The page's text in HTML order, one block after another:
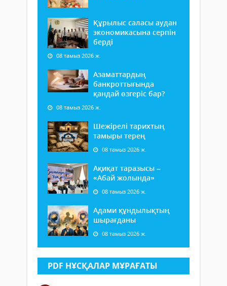
Құрылыс саласы аудан
экономикасына серпін
берді
08 тамыз 2026 ж.
Азаматтардың
банкроттығында
қандай өзгеріс бар?
08 тамыз 2026 ж.
Шежірелі тарихтың
тамыры терең
08 тамыз 2026 ж.
Ақиқат таразысы –
«Абай жолында»
08 тамыз 2026 ж.
Адами құндылықтың
шырағданы
08 тамыз 2026 ж.
PDF НҰСҚАЛАР МҰРАҒАТЫ